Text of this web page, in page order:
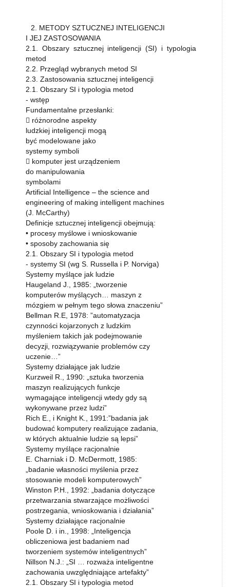
2. METODY SZTUCZNEJ INTELIGENCJI
I JEJ ZASTOSOWANIA
2.1. Obszary sztucznej inteligencji (SI) i typologia
metod
2.2. Przegląd wybranych metod SI
2.3. Zastosowania sztucznej inteligencji
2.1. Obszary SI i typologia metod
- wstęp
Fundamentalne przesłanki:
 różnorodne aspekty
ludzkiej inteligencji mogą
być modelowane jako
systemy symboli
 komputer jest urządzeniem
do manipulowania
symbolami
Artificial Intelligence – the science and
engineering of making intelligent machines
(J. McCarthy)
Definicje sztucznej inteligencji obejmują:
• procesy myślowe i wnioskowanie
• sposoby zachowania się
2.1. Obszary SI i typologia metod
- systemy SI (wg S. Russella i P. Norviga)
Systemy myślące jak ludzie
Haugeland J., 1985: „tworzenie
komputerów myślących… maszyn z
mózgiem w pełnym tego słowa znaczeniu”
Bellman R.E, 1978: ”automatyzacja
czynności kojarzonych z ludzkim
myśleniem takich jak podejmowanie
decyzji, rozwiązywanie problemów czy
uczenie…”
Systemy działające jak ludzie
Kurzweil R., 1990: „sztuka tworzenia
maszyn realizujących funkcje
wymagające inteligencji wtedy gdy są
wykonywane przez ludzi”
Rich E., i Knight K., 1991:”badania jak
budować komputery realizujące zadania,
w których aktualnie ludzie są lepsi”
Systemy myślące racjonalnie
E. Charniak i D. McDermott, 1985:
„badanie własności myślenia przez
stosowanie modeli komputerowych”
Winston P.H., 1992: „badania dotyczące
przetwarzania stwarzające możliwości
postrzegania, wnioskowania i działania”
Systemy działające racjonalnie
Poole D. i in., 1998: „Inteligencja
obliczeniowa jest badaniem nad
tworzeniem systemów inteligentnych”
Nillson N.J.: „SI … rozważa inteligentne
zachowania uwzględniające artefakty”
2.1. Obszary SI i typologia metod